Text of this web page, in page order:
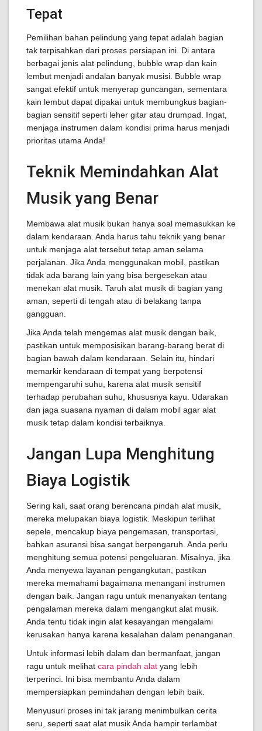
Tepat
Pemilihan bahan pelindung yang tepat adalah bagian
tak terpisahkan dari proses persiapan ini. Di antara
berbagai jenis alat pelindung, bubble wrap dan kain
lembut menjadi andalan banyak musisi. Bubble wrap
sangat efektif untuk menyerap guncangan, sementara
kain lembut dapat dipakai untuk membungkus bagian-
bagian sensitif seperti leher gitar atau drumpad. Ingat,
menjaga instrumen dalam kondisi prima harus menjadi
prioritas utama Anda!
Teknik Memindahkan Alat
Musik yang Benar
Membawa alat musik bukan hanya soal memasukkan ke
dalam kendaraan. Anda harus tahu teknik yang benar
untuk menjaga alat tersebut tetap aman selama
perjalanan. Jika Anda menggunakan mobil, pastikan
tidak ada barang lain yang bisa bergesekan atau
menekan alat musik. Taruh alat musik di bagian yang
aman, seperti di tengah atau di belakang tanpa
gangguan.
Jika Anda telah mengemas alat musik dengan baik,
pastikan untuk memposisikan barang-barang berat di
bagian bawah dalam kendaraan. Selain itu, hindari
memarkir kendaraan di tempat yang berpotensi
mempengaruhi suhu, karena alat musik sensitif
terhadap perubahan suhu, khususnya kayu. Udarakan
dan jaga suasana nyaman di dalam mobil agar alat
musik tetap dalam kondisi terbaiknya.
Jangan Lupa Menghitung
Biaya Logistik
Sering kali, saat orang berencana pindah alat musik,
mereka melupakan biaya logistik. Meskipun terlihat
sepele, mencakup biaya pengemasan, transportasi,
bahkan asuransi bisa sangat berpengaruh. Anda perlu
menghitung semua potensi pengeluaran. Misalnya, jika
Anda menyewa layanan pengangkutan, pastikan
mereka memahami bagaimana menangani instrumen
dengan baik. Jangan ragu untuk menanyakan tentang
pengalaman mereka dalam mengangkut alat musik.
Anda tentu tidak ingin alat kesayangan mengalami
kerusakan hanya karena kesalahan dalam penanganan.
Untuk informasi lebih dalam dan bermanfaat, jangan
ragu untuk melihat cara pindah alat yang lebih
terperinci. Ini bisa membantu Anda dalam
mempersiapkan pemindahan dengan lebih baik.
Menyusuri proses ini tak jarang menimbulkan cerita
seru, seperti saat alat musik Anda hampir terlambat